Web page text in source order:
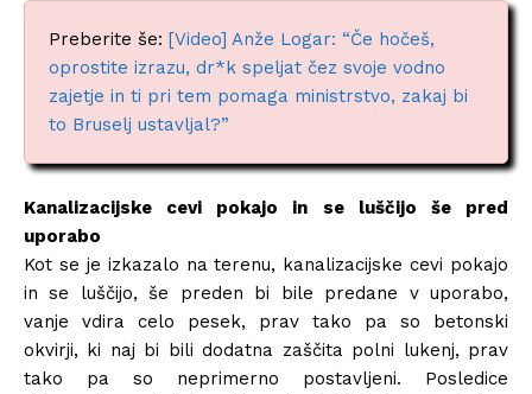
Preberite še: [Video] Anže Logar: “Če hočeš,
oprostite izrazu, dr*k speljat čez svoje vodno
zajetje in ti pri tem pomaga ministrstvo, zakaj bi
to Bruselj ustavljal?”
Kanalizacijske cevi pokajo in se luščijo še pred
uporabo
Kot se je izkazalo na terenu, kanalizacijske cevi pokajo
in se luščijo, še preden bi bile predane v uporabo,
vanje vdira celo pesek, prav tako pa so betonski
okvirji, ki naj bi bili dodatna zaščita polni lukenj, prav
tako pa so neprimerno postavljeni. Posledice